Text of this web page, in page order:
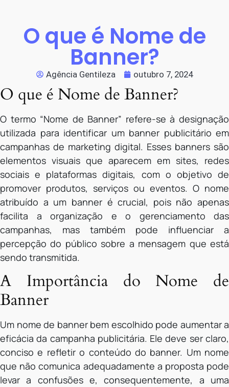
O que é Nome de
Banner?
Agência Gentileza outubro 7, 2024
O que é Nome de Banner?
O termo “Nome de Banner” refere-se à designação
utilizada para identificar um banner publicitário em
campanhas de marketing digital. Esses banners são
elementos visuais que aparecem em sites, redes
sociais e plataformas digitais, com o objetivo de
promover produtos, serviços ou eventos. O nome
atribuído a um banner é crucial, pois não apenas
facilita a organização e o gerenciamento das
campanhas, mas também pode influenciar a
percepção do público sobre a mensagem que está
sendo transmitida.
A Importância do Nome de
Banner
Um nome de banner bem escolhido pode aumentar a
eficácia da campanha publicitária. Ele deve ser claro,
conciso e refletir o conteúdo do banner. Um nome
que não comunica adequadamente a proposta pode
levar a confusões e, consequentemente, a uma